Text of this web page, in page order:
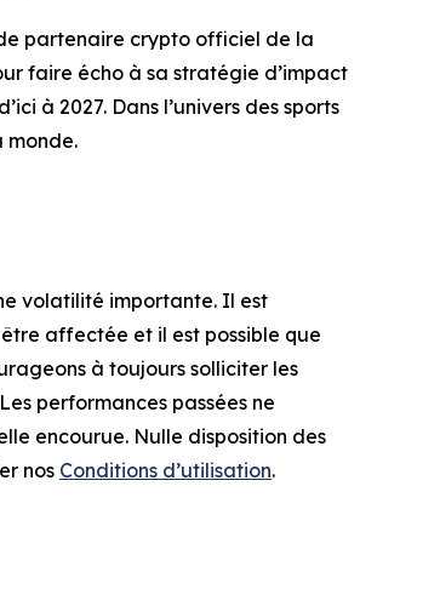
partenaire crypto officiel de la
faire écho à sa stratégie d’impact
à 2027. Dans l’univers des sports
monde.
volatilité importante. Il est
affectée et il est possible que
à toujours solliciter les
performances passées ne
encourue. Nulle disposition des
nos Conditions d’utilisation.